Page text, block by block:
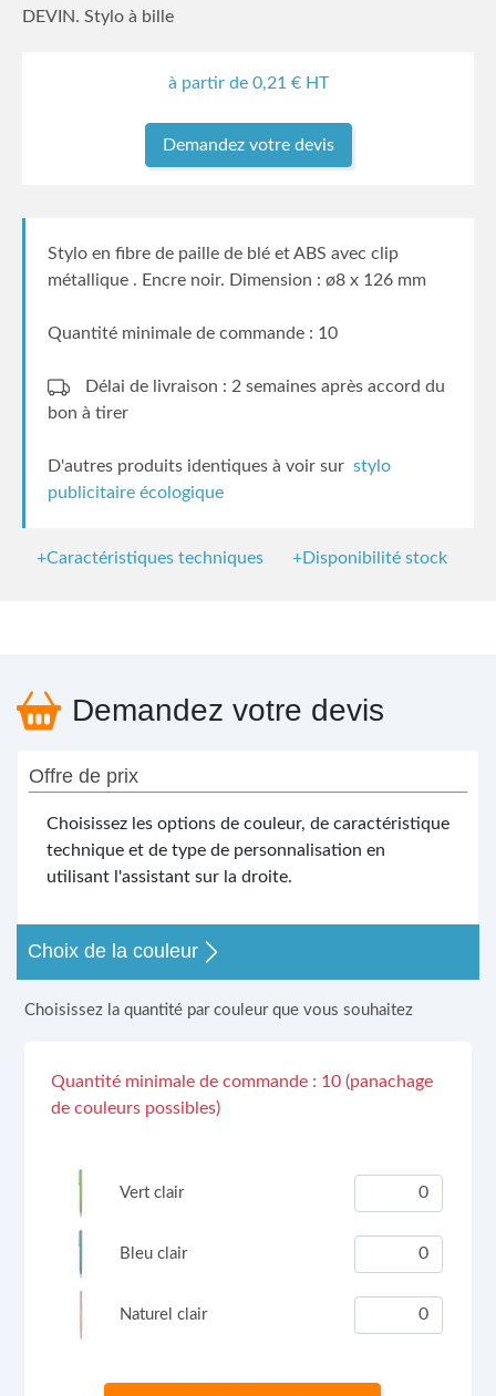
DEVIN. Stylo à bille
à partir de 0,21 € HT
Demandez votre devis
Stylo en fibre de paille de blé et ABS avec clip
métallique . Encre noir. Dimension : ø8 x 126 mm
Quantité minimale de commande : 10
Délai de livraison : 2 semaines après accord du
bon à tirer
D'autres produits identiques à voir sur stylo
publicitaire écologique
+Caractéristiques techniques +Disponibilité stock
Demandez votre devis
Offre de prix
Choisissez les options de couleur, de caractéristique
technique et de type de personnalisation en
utilisant l'assistant sur la droite.
Choix de la couleur
Choisissez la quantité par couleur que vous souhaitez
Quantité minimale de commande : 10 (panachage
de couleurs possibles)
Vert clair
Bleu clair
Naturel clair